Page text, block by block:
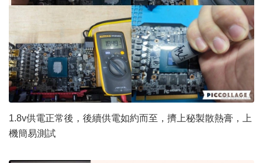
1.8v供電正常後，後續供電如約而至，擠上秘製散熱膏，上
機簡易測試